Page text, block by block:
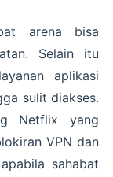
arena bisa
Selain itu
aplikasi
sulit diakses.
Netflix yang
VPN dan
sahabat